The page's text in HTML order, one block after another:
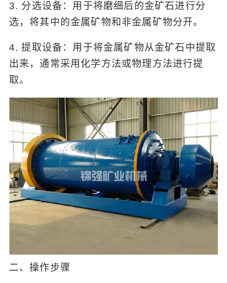
3. 分选设备：用于将磨细后的金矿石进行分
选，将其中的金属矿物和非金属矿物分开。
4. 提取设备：用于将金属矿物从金矿石中提取
出来，通常采用化学方法或物理方法进行提
取。
二、操作步骤